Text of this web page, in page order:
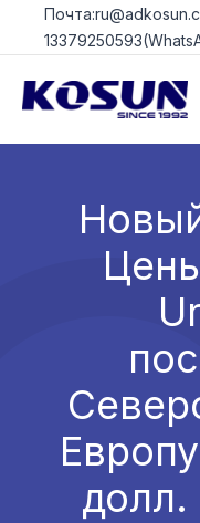
Перейти